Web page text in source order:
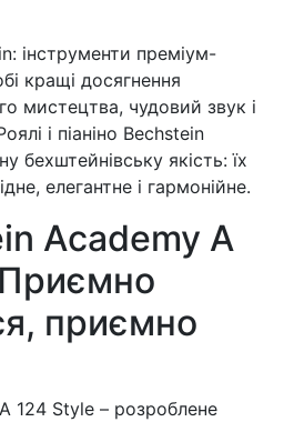
інструменти преміум-
кращі досягнення
мистецтва, чудовий звук і
і піаніно Bechstein
бехштейнiвську якість: їх
елегантне і гармонійне.
Academy A
приємно
124 Style – розроблене